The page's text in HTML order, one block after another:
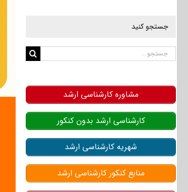
جستجو کنید
جستجو
مشاوره کارشناسی ارشد
کارشناسی ارشد بدون کنکور
شهریه کارشناسی ارشد
منابع کنکور کارشناسی ارشد